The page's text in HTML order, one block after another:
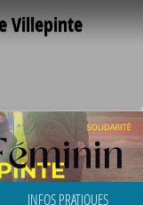
Villepinte
INFOS PRATIQUES